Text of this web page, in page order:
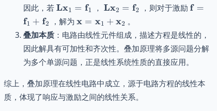
因此，若\mathbf{L}
\mathbf{x}_1
=
\mathbf{f}_1
Lx1 = f1 ， \mathbf{L}
\mathbf{x}_2
=
\mathbf{f}_2
Lx2 = f2 ，则对于激励 f =
f1 + f2 ，解为 \mathbf{x} =
\mathbf{x}_1
+
\mathbf{x}_2
x = x1 + x2 。
叠加本质 ：电路由线性元件组成，描述方程是线性的，
因此解具有可加性和齐次性。叠加原理将多源问题分解
为多个单源问题，正是线性系统性质的直接应用。
综上，叠加原理在线性电路中成立，源于电路方程的线性本
质，体现了响应与激励之间的线性关系。